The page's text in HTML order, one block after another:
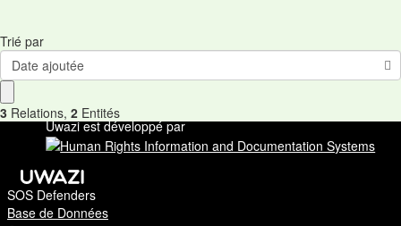
Trié par
Date ajoutée
3 Relations, 2 Entités
Uwazi est développé par
SOS Defenders
Base de Données